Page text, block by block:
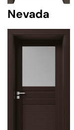
Nevada